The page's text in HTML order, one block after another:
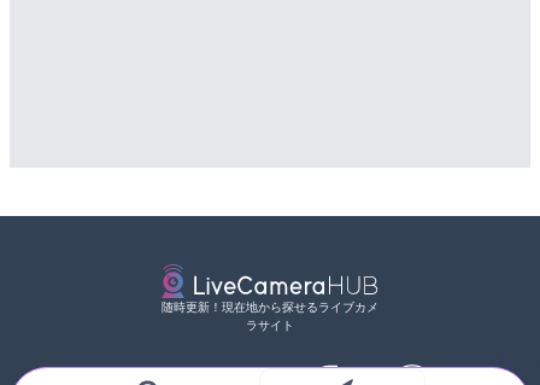
随時更新！現在地から探せるライブカメ
ラサイト